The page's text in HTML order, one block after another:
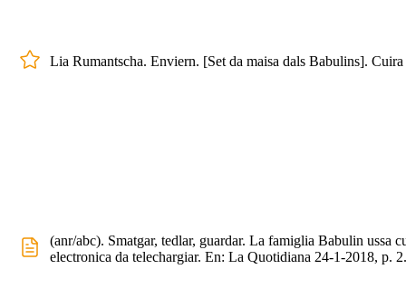
Lia Rumantscha. Enviern. [Set da maisa dals Babulins].
(anr/abc). Smatgar, tedlar, guardar. La famiglia Babulin ussa
electronica da telechargiar. En: La Quotidiana 24-1-2018, p. 2.